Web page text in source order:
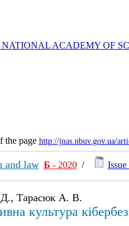
NATIONAL ACADEMY OF
the page http://jnas.nbuv.gov.ua/
and law Б - 2020/ Issue
Тарасюк А. В.
культура